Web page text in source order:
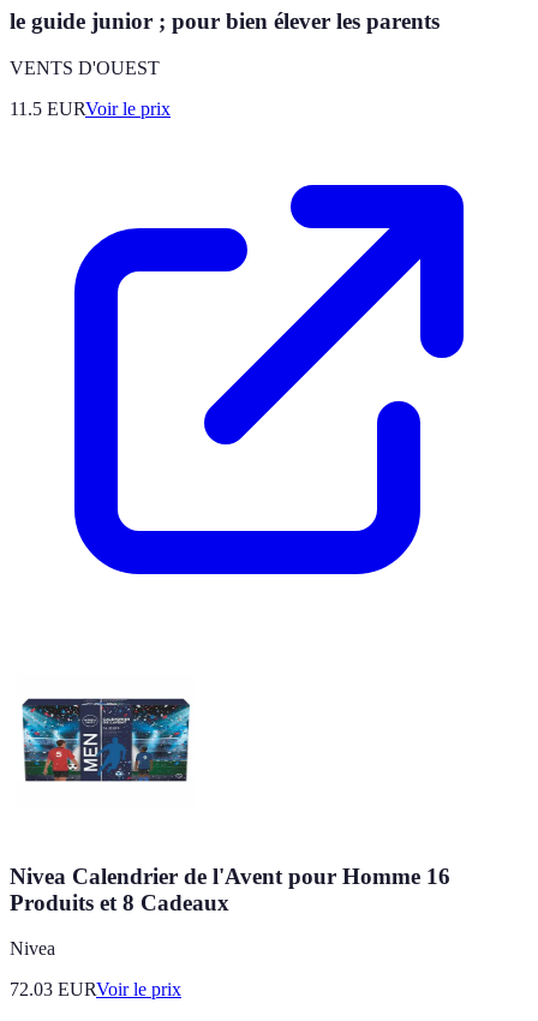
le guide junior ; pour bien élever les parents
VENTS D'OUEST
11.5 EURVoir le prix
Nivea Calendrier de l'Avent pour Homme 16
Produits et 8 Cadeaux
Nivea
72.03 EURVoir le prix